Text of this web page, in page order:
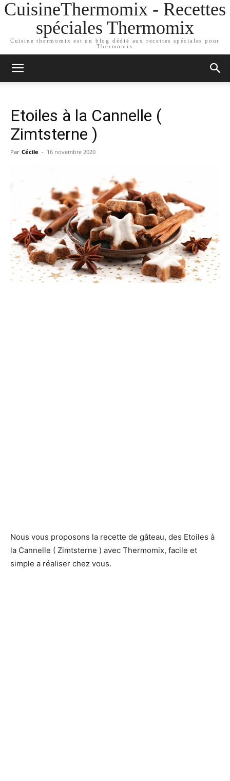
CuisineThermomix - Recettes
spéciales Thermomix
Cuisine thermomix est un blog dédié aux recettes spéciales pour
Thermomix
Etoiles à la Cannelle (
Zimtsterne )
Par Cécile - 16 novembre 2020
Nous vous proposons la recette de gâteau, des Etoiles à
la Cannelle ( Zimtsterne ) avec Thermomix, facile et
simple a réaliser chez vous.